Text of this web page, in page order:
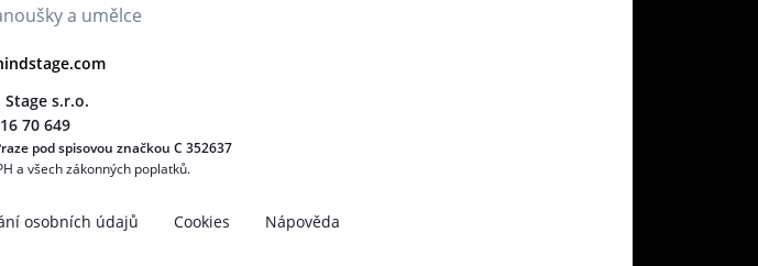
a umělce
Stage s.r.o.
70 649
pod spisovou značkou C 352637
a všech zákonných poplatků.
osobních údajů Cookies Nápověda